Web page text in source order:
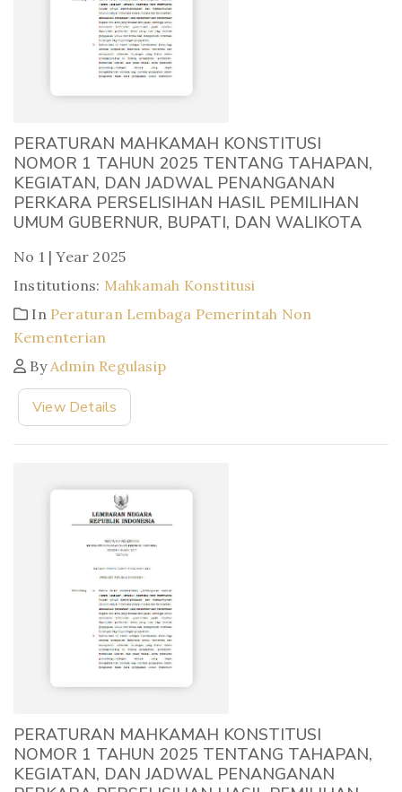
PERATURAN MAHKAMAH KONSTITUSI
NOMOR 1 TAHUN 2025 TENTANG TAHAPAN,
KEGIATAN, DAN JADWAL PENANGANAN
PERKARA PERSELISIHAN HASIL PEMILIHAN
UMUM GUBERNUR, BUPATI, DAN WALIKOTA
No 1 | Year 2025
Institutions: Mahkamah Konstitusi
In Peraturan Lembaga Pemerintah Non
Kementerian
ByAdmin Regulasip
View Details
PERATURAN MAHKAMAH KONSTITUSI
NOMOR 1 TAHUN 2025 TENTANG TAHAPAN,
KEGIATAN, DAN JADWAL PENANGANAN